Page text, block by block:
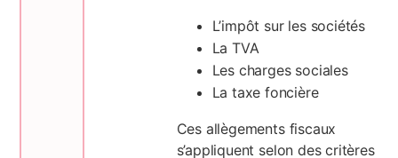
L’impôt sur les sociétés
La TVA
Les charges sociales
La taxe foncière
Ces allègements fiscaux
s’appliquent selon des critères